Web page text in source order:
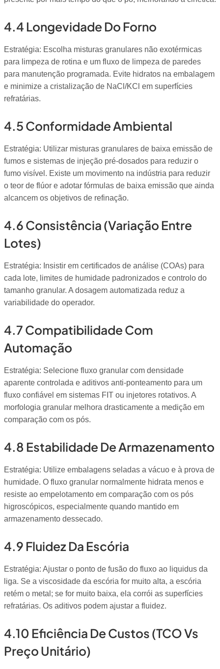
4.4 Longevidade Do Forno
Estratégia: Escolha misturas granulares não exotérmicas
para limpeza de rotina e um fluxo de limpeza de paredes
para manutenção programada. Evite hidratos na embalagem
e minimize a cristalização de NaCl/KCl em superfícies
refratárias.
4.5 Conformidade Ambiental
Estratégia: Utilizar misturas granulares de baixa emissão de
fumos e sistemas de injeção pré-dosados para reduzir o
fumo visível. Existe um movimento na indústria para reduzir
o teor de flúor e adotar fórmulas de baixa emissão que ainda
alcancem os objetivos de refinação.
4.6 Consistência (variação Entre
Lotes)
Estratégia: Insistir em certificados de análise (COAs) para
cada lote, limites de humidade padronizados e controlo do
tamanho granular. A dosagem automatizada reduz a
variabilidade do operador.
4.7 Compatibilidade Com
Automação
Estratégia: Selecione fluxo granular com densidade
aparente controlada e aditivos anti-ponteamento para um
fluxo confiável em sistemas FIT ou injetores rotativos. A
morfologia granular melhora drasticamente a medição em
comparação com os pós.
4.8 Estabilidade De Armazenamento
Estratégia: Utilize embalagens seladas a vácuo e à prova de
humidade. O fluxo granular normalmente hidrata menos e
resiste ao empelotamento em comparação com os pós
higroscópicos, especialmente quando mantido em
armazenamento dessecado.
4.9 Fluidez Da Escória
Estratégia: Ajustar o ponto de fusão do fluxo ao liquidus da
liga. Se a viscosidade da escória for muito alta, a escória
retém o metal; se for muito baixa, ela corrói as superfícies
refratárias. Os aditivos podem ajustar a fluidez.
4.10 Eficiência De Custos (TCO Vs
Preço Unitário)